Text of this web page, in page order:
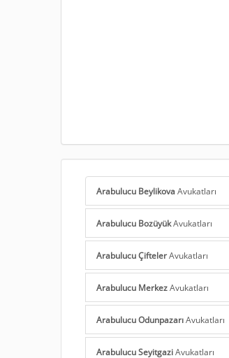
Arabulucu BeylikovaAvukatları
Arabulucu BozüyükAvukatları
Arabulucu ÇiftelerAvukatları
Arabulucu MerkezAvukatları
Arabulucu OdunpazarıAvukatları
Arabulucu SeyitgaziAvukatları